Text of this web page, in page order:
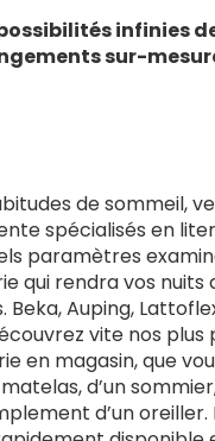
infinies
sur-
de sommeil,
spécialisés en
paramètres
qui rendra vos nuits
Beka, Auping,
vite nos plus
en magasin, que
d’un
d’un oreiller.